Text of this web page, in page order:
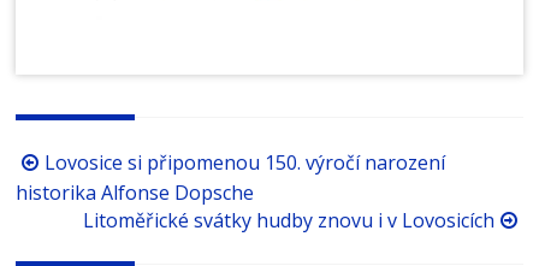
Procházení
příspěvků
Lovosice si připomenou 150. výročí narození
historika Alfonse Dopsche
Litoměřické svátky hudby znovu i v Lovosicích